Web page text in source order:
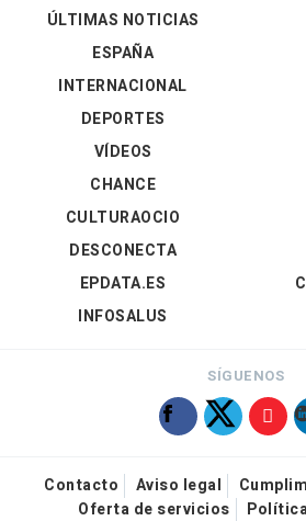
ÚLTIMAS NOTICIAS
ESPAÑA
INTERNACIONAL
DEPORTES
VÍDEOS
CHANCE
CULTURAOCIO
DESCONECTA
EPDATA.ES
INFOSALUS
SÍGUENOS
Contacto Aviso legal
Oferta de servicios